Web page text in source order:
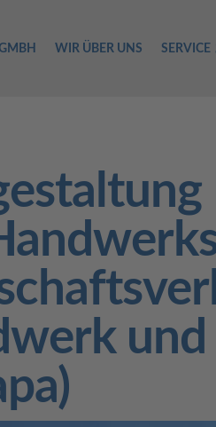
WIR ÜBER UNS SERVICE